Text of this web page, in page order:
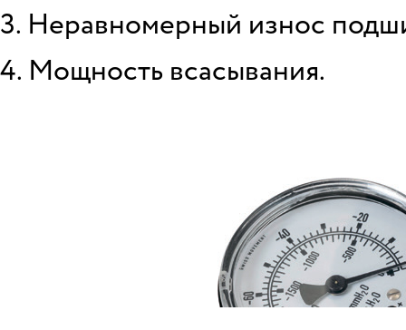
3. Неравномерный износ
4. Мощность всасывания.